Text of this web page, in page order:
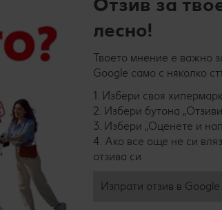
лесно!
Твоето мнение е важно
Google само с няколко
1. Избери своя
2. Избери бутона
3. Избери „Оценете и
4. Ако все още не си
отзива си
Изпрати отзив в Google